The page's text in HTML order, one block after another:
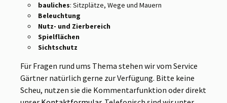
bauliches: Sitzplätze, Wege und Mauern
Beleuchtung
Nutz- und Zierbereich
Spielflächen
Sichtschutz
Für Fragen rund ums Thema stehen wir vom Service
Gärtner natürlich gerne zur Verfügung. Bitte keine
Scheu, nutzen sie die Kommentarfunktion oder direkt